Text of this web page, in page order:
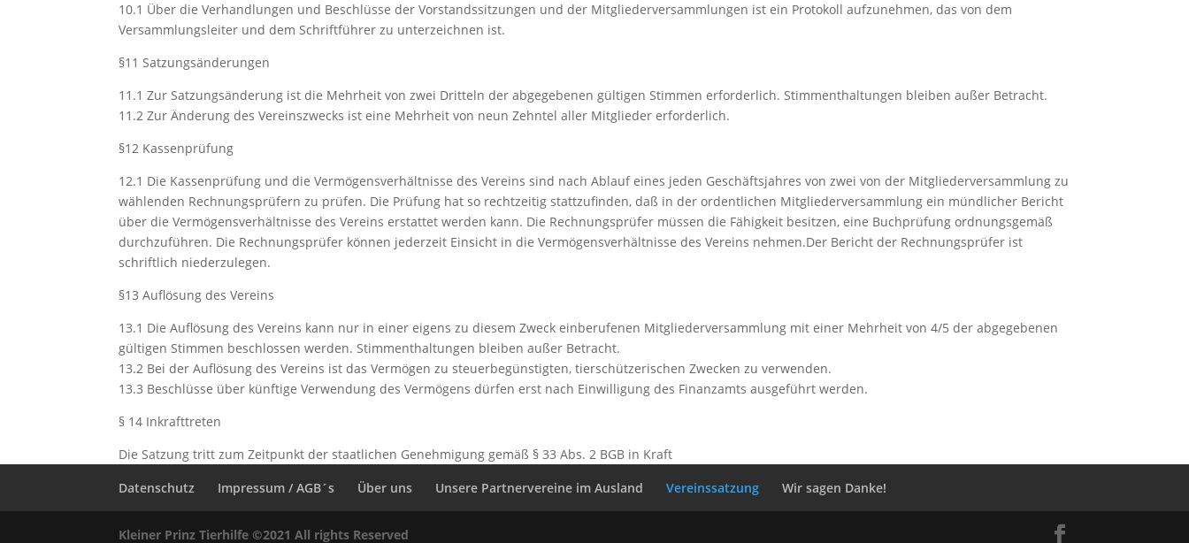
10.1 Über die Verhandlungen und Beschlüsse der Vorstandssitzungen und der Mitgliederversammlungen ist ein Protokoll aufzunehmen, das von dem
Versammlungsleiter und dem Schriftführer zu unterzeichnen ist.
§11 Satzungsänderungen
11.1 Zur Satzungsänderung ist die Mehrheit von zwei Dritteln der abgegebenen gültigen Stimmen erforderlich. Stimmenthaltungen bleiben außer Betracht.
11.2 Zur Änderung des Vereinszwecks ist eine Mehrheit von neun Zehntel aller Mitglieder erforderlich.
§12 Kassenprüfung
12.1 Die Kassenprüfung und die Vermögensverhältnisse des Vereins sind nach Ablauf eines jeden Geschäftsjahres von zwei von der Mitgliederversammlung zu
wählenden Rechnungsprüfern zu prüfen. Die Prüfung hat so rechtzeitig stattzufinden, daß in der ordentlichen Mitgliederversammlung ein mündlicher Bericht
über die Vermögensverhältnisse des Vereins erstattet werden kann. Die Rechnungsprüfer müssen die Fähigkeit besitzen, eine Buchprüfung ordnungsgemäß
durchzuführen. Die Rechnungsprüfer können jederzeit Einsicht in die Vermögensverhältnisse des Vereins nehmen.Der Bericht der Rechnungsprüfer ist
schriftlich niederzulegen.
§13 Auflösung des Vereins
13.1 Die Auflösung des Vereins kann nur in einer eigens zu diesem Zweck einberufenen Mitgliederversammlung mit einer Mehrheit von 4/5 der abgegebenen
gültigen Stimmen beschlossen werden. Stimmenthaltungen bleiben außer Betracht.
13.2 Bei der Auflösung des Vereins ist das Vermögen zu steuerbegünstigten, tierschützerischen Zwecken zu verwenden.
13.3 Beschlüsse über künftige Verwendung des Vermögens dürfen erst nach Einwilligung des Finanzamts ausgeführt werden.
§ 14 Inkrafttreten
Die Satzung tritt zum Zeitpunkt der staatlichen Genehmigung gemäß § 33 Abs. 2 BGB in Kraft
Datenschutz
Impressum / AGB´s Über uns Unsere Partnervereine im Ausland Vereinssatzung Wir sagen Danke!
Kleiner Prinz Tierhilfe ©2021 All rights Reserved